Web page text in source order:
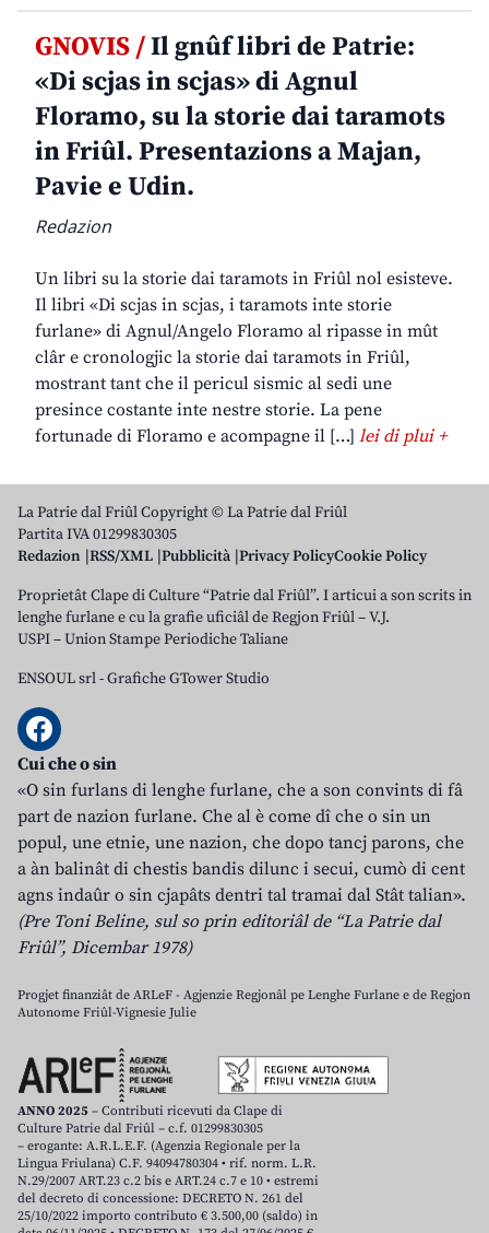
GNOVIS /Il gnûf libri de Patrie:
«Di scjas in scjas» di Agnul
Floramo, su la storie dai taramots
in Friûl. Presentazions a Majan,
Pavie e Udin.
Redazion
Un libri su la storie dai taramots in Friûl nol esisteve.
Il libri «Di scjas in scjas, i taramots inte storie
furlane» di Agnul/Angelo Floramo al ripasse in mût
clâr e cronologjic la storie dai taramots in Friûl,
mostrant tant che il pericul sismic al sedi une
presince costante inte nestre storie. La pene
fortunade di Floramo e acompagne il […] lei di plui +
La Patrie dal Friûl Copyright © La Patrie dal Friûl
Partita IVA 01299830305
Redazion RSS/XML Pubblicità Privacy PolicyCookie Policy
Proprietât Clape di Culture “Patrie dal Friûl”. I articui a son scrits in
lenghe furlane e cu la grafie uficiâl de Regjon Friûl – V.J.
USPI – Union Stampe Periodiche Taliane
ENSOUL srl-Grafiche GTower Studio
Cui che o sin
«O sin furlans di lenghe furlane, che a son convints di fâ
part de nazion furlane. Che al è come dî che o sin un
popul, une etnie, une nazion, che dopo tancj parons, che
a àn balinât di chestis bandis dilunc i secui, cumò di cent
agns indaûr o sin cjapâts dentri tal tramai dal Stât talian».
(Pre Toni Beline, sul so prin editoriâl de “La Patrie dal
Friûl”, Dicembar 1978)
Progjet finanziât de ARLeF - Agjenzie Regjonâl pe Lenghe Furlane e de Regjon
Autonome Friûl-Vignesie Julie
ANNO 2025 – Contributi ricevuti da Clape di
Culture Patrie dal Friûl – c.f. 01299830305
– erogante: A.R.L.E.F. (Agenzia Regionale per la
Lingua Friulana) C.F. 94094780304 • rif. norm. L.R.
N.29/2007 ART.23 c.2 bis e ART.24 c.7 e 10 • estremi
del decreto di concessione: DECRETO N. 261 del
25/10/2022 importo contributo € 3.500,00 (saldo) in